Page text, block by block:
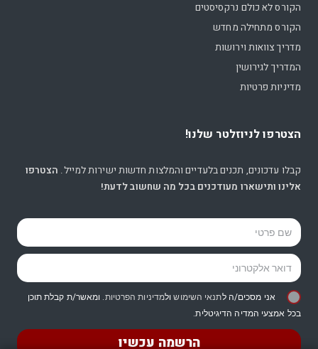
הקורס לא כולם נרקסיסטים
הקורס מתחילה מחדש
מדריך צוואות וירושות
המדריך לגירושין
מדיניות פרטיות
הצטרפו לניוזלטר שלנו!
קבלו עדכונים, תכנים בלעדיים והמלצות חדשות ישירות למייל. הצטרפו
אלינו ותישארו מעודכנים בכל מה שחשוב לדעת!
אני מסכים/ה לתנאי השימושולמדיניות הפרטיות. ומאשר/ת קבלת תוכן
בכל אמצעי המדיה הדיגיטלית.
הרשמה עכשיו